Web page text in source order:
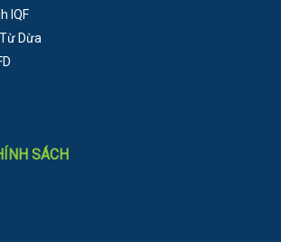
IQF
Dừa
SÁCH